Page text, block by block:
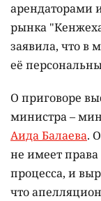
арендаторами
рынка
заявила, что в
её
О приговоре
министра –
Аида Балаева.
не имеет права
процесса, и
что